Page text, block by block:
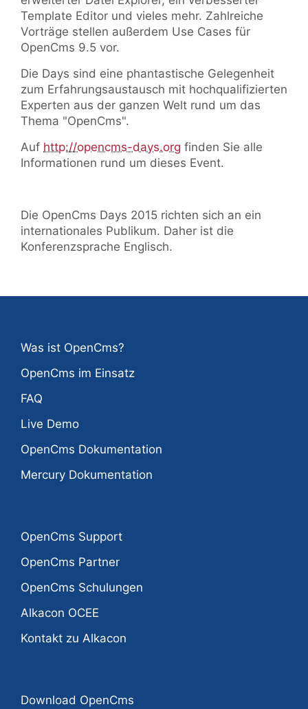
Template Editor und vieles mehr. Zahlreiche
Vorträge stellen außerdem Use Cases für
OpenCms 9.5 vor.
Die Days sind eine phantastische Gelegenheit
zum Erfahrungsaustausch mit hochqualifizierten
Experten aus der ganzen Welt rund um das
Thema "OpenCms".
Auf http://opencms-days.org finden Sie alle
Informationen rund um dieses Event.
Die OpenCms Days 2015 richten sich an ein
internationales Publikum. Daher ist die
Konferenzsprache Englisch.
Was ist OpenCms?
OpenCms im Einsatz
FAQ
Live Demo
OpenCms Dokumentation
Mercury Dokumentation
OpenCms Support
OpenCms Partner
OpenCms Schulungen
Alkacon OCEE
Kontakt zu Alkacon
Download OpenCms